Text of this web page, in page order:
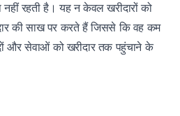
रहती है। यह न केवल खरीदारों को
की साख पर करते हैं जिससे कि वह कम
और सेवाओं को खरीदार तक पहुंचाने के